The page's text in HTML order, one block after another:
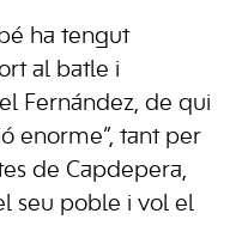
ha tengut
al batle i
Fernández, de qui
enorme”, tant per
de Capdepera,
seu poble i vol el